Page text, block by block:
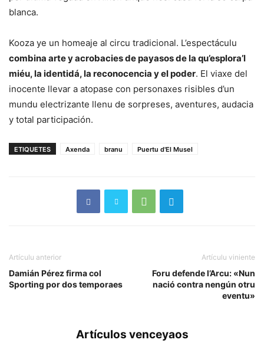
blanca.
Kooza ye un homeaje al circu tradicional. L’espectáculu
combina arte y acrobacies de payasos de la qu’esplora’l
miéu, la identidá, la reconocencia y el poder. El viaxe del
inocente llevar a atopase con personaxes risibles d’un
mundu electrizante llenu de sorpreses, aventures, audacia
y total participación.
ETIQUETES Axenda branu Puertu d'El Musel
Artículu anterior
Damián Pérez firma col
Sporting por dos temporaes
Artículu viniente
Foru defende l’Arcu: «Nun
nació contra nengún otru
eventu»
Artículos venceyaos